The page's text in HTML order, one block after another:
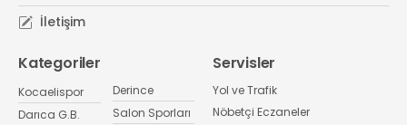
İletişim
Kategoriler
Kocaelispor
Darıca G.B.
Derince
Salon Sporları
Servisler
Yol ve Trafik
Nöbetçi Eczaneler